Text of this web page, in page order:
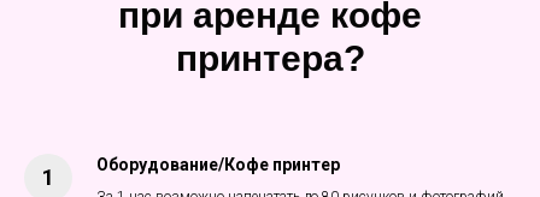
при аренде кофе
принтера?
Оборудование/Кофе принтер